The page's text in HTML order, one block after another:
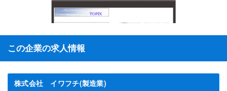
この企業の求人情報
株式会社 イワフチ(製造業)